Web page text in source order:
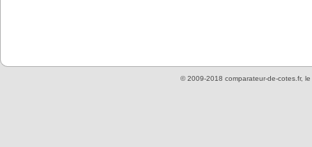
© 2009-2018 comparateur-de-cotes.fr, le